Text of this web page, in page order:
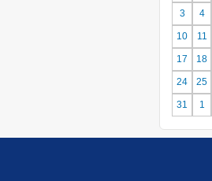
3 4
10 11
17 18
24 25
31 1